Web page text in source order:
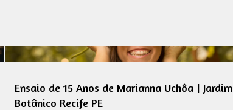
Ensaio de 15 Anos de Marianna Uchôa | Jardim
Botânico Recife PE